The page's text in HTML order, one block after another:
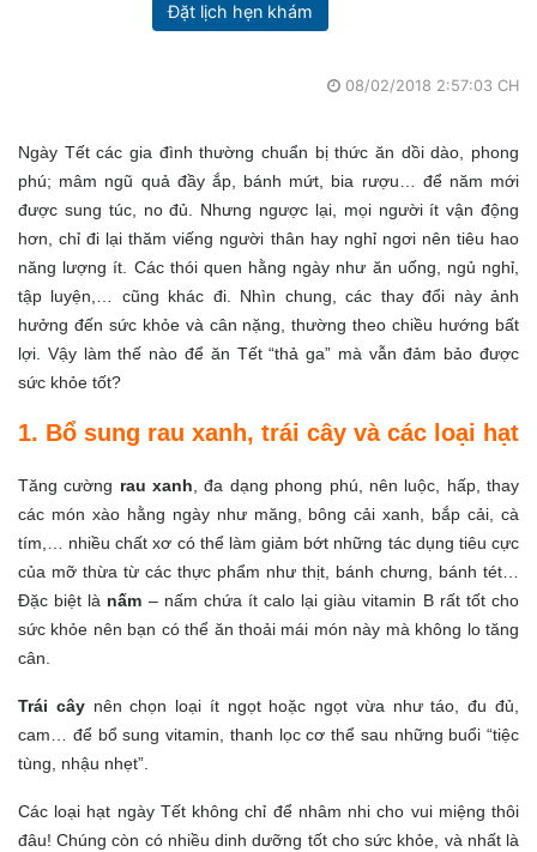
Đặt lịch hẹn khám
08/02/2018 2:57:03 CH
Ngày Tết các gia đình thường chuẩn bị thức ăn dồi dào, phong
phú; mâm ngũ quả đầy ắp, bánh mứt, bia rượu… để năm mới
được sung túc, no đủ. Nhưng ngược lại, mọi người ít vận động
hơn, chỉ đi lại thăm viếng người thân hay nghỉ ngơi nên tiêu hao
năng lượng ít. Các thói quen hằng ngày như ăn uống, ngủ nghỉ,
tập luyện,… cũng khác đi. Nhìn chung, các thay đổi này ảnh
hưởng đến sức khỏe và cân nặng, thường theo chiều hướng bất
lợi. Vậy làm thế nào để ăn Tết “thả ga” mà vẫn đảm bảo được
sức khỏe tốt?
1. Bổ sung rau xanh, trái cây và các loại hạt
Tăng cường rau xanh, đa dạng phong phú, nên luộc, hấp, thay
các món xào hằng ngày như măng, bông cải xanh, bắp cải, cà
tím,… nhiều chất xơ có thể làm giảm bớt những tác dụng tiêu cực
của mỡ thừa từ các thực phẩm như thịt, bánh chưng, bánh tét…
Đặc biệt là nấm – nấm chứa ít calo lại giàu vitamin B rất tốt cho
sức khỏe nên bạn có thể ăn thoải mái món này mà không lo tăng
cân.
Trái câynên chọn loại ít ngọt hoặc ngọt vừa như táo, đu đủ,
cam… để bổ sung vitamin, thanh lọc cơ thể sau những buổi “tiệc
tùng, nhậu nhẹt”.
Các loại hạt ngày Tết không chỉ để nhâm nhi cho vui miệng thôi
đâu! Chúng còn có nhiều dinh dưỡng tốt cho sức khỏe, và nhất là